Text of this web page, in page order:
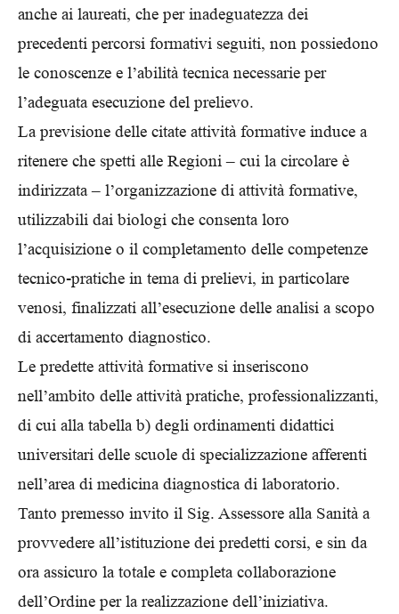
anche ai laureati, che per inadeguatezza dei
precedenti percorsi formativi seguiti, non possiedono
le conoscenze e l’abilità tecnica necessarie per
l’adeguata esecuzione del prelievo.
La previsione delle citate attività formative induce a
ritenere che spetti alle Regioni – cui la circolare è
indirizzata – l’organizzazione di attività formative,
utilizzabili dai biologi che consenta loro
l’acquisizione o il completamento delle competenze
tecnico-pratiche in tema di prelievi, in particolare
venosi, finalizzati all’esecuzione delle analisi a scopo
di accertamento diagnostico.
Le predette attività formative si inseriscono
nell’ambito delle attività pratiche, professionalizzanti,
di cui alla tabella b) degli ordinamenti didattici
universitari delle scuole di specializzazione afferenti
nell’area di medicina diagnostica di laboratorio.
Tanto premesso invito il Sig. Assessore alla Sanità a
provvedere all’istituzione dei predetti corsi, e sin da
ora assicuro la totale e completa collaborazione
dell’Ordine per la realizzazione dell’iniziativa.